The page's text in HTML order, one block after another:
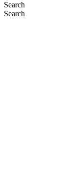
Search
Search